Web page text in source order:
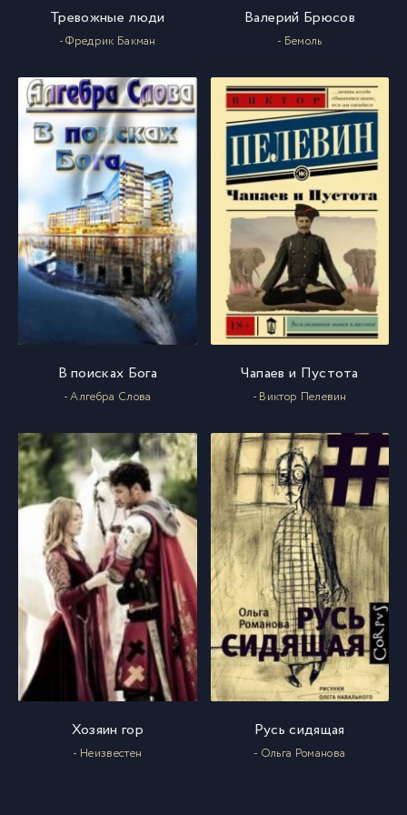
028
29 029
030
031
32 032
034
35 035
36 036
037
038
39 039
040
Тревожные люди
- Фредрик Бакман
Валерий Брюсов
- Бемоль
В поисках Бога
- Алгебра Слова
Чапаев и Пустота
- Виктор Пелевин
Хозяин гор
- Неизвестен
Русь сидящая
- Ольга Романова